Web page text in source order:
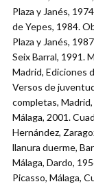
Plaza y Janés,
de Yepes, 1984.
Plaza y Janés,
Seix Barral, 1991.
Madrid, Ediciones
Versos de
completas,
Málaga, 2001.
Hernández,
llanura duerme,
Málaga, Dardo,
Picasso, Málaga,